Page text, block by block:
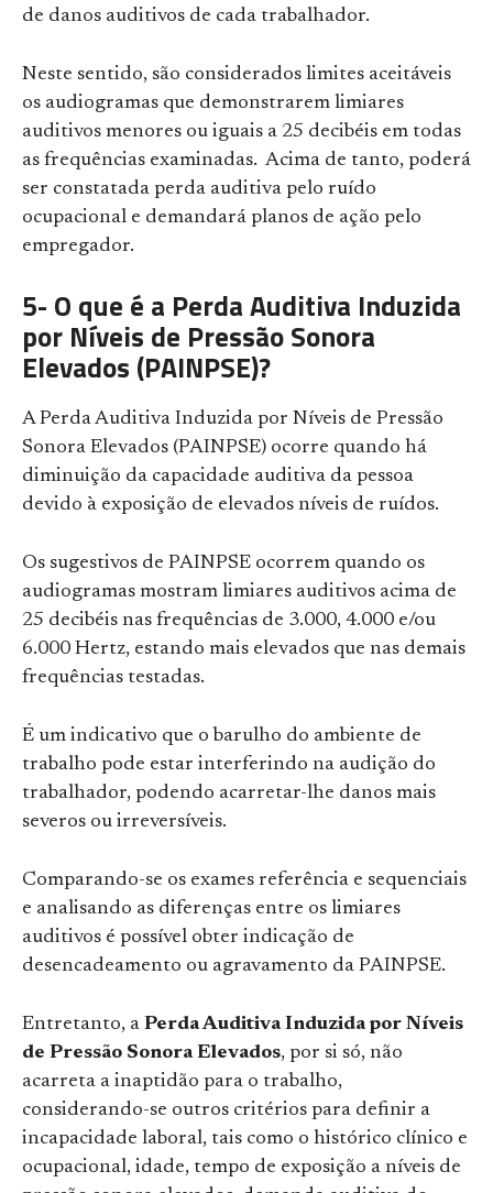
de danos auditivos de cada trabalhador.
Neste sentido, são considerados limites aceitáveis
os audiogramas que demonstrarem limiares
auditivos menores ou iguais a 25 decibéis em todas
as frequências examinadas. Acima de tanto, poderá
ser constatada perda auditiva pelo ruído
ocupacional e demandará planos de ação pelo
empregador.
5- O que é a Perda Auditiva Induzida
por Níveis de Pressão Sonora
Elevados (PAINPSE)?
A Perda Auditiva Induzida por Níveis de Pressão
Sonora Elevados (PAINPSE) ocorre quando há
diminuição da capacidade auditiva da pessoa
devido à exposição de elevados níveis de ruídos.
Os sugestivos de PAINPSE ocorrem quando os
audiogramas mostram limiares auditivos acima de
25 decibéis nas frequências de 3.000, 4.000 e/ou
6.000 Hertz, estando mais elevados que nas demais
frequências testadas.
É um indicativo que o barulho do ambiente de
trabalho pode estar interferindo na audição do
trabalhador, podendo acarretar-lhe danos mais
severos ou irreversíveis.
Comparando-se os exames referência e sequenciais
e analisando as diferenças entre os limiares
auditivos é possível obter indicação de
desencadeamento ou agravamento da PAINPSE.
Entretanto, a Perda Auditiva Induzida por Níveis
de Pressão Sonora Elevados, por si só, não
acarreta a inaptidão para o trabalho,
considerando-se outros critérios para definir a
incapacidade laboral, tais como o histórico clínico e
ocupacional, idade, tempo de exposição a níveis de